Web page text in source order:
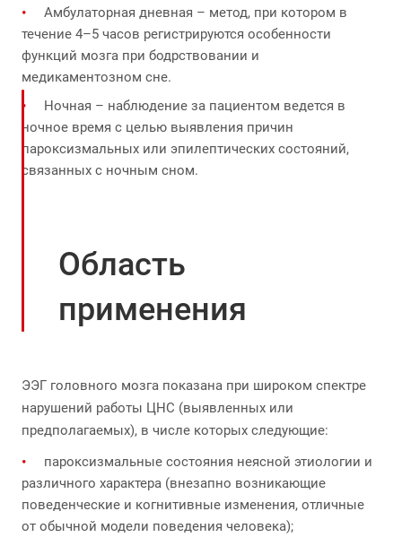
Амбулаторная дневная – метод, при котором в
течение 4–5 часов регистрируются особенности
функций мозга при бодрствовании и
медикаментозном сне.
Ночная – наблюдение за пациентом ведется в
ночное время с целью выявления причин
пароксизмальных или эпилептических состояний,
связанных с ночным сном.
Область
применения
ЭЭГ головного мозга показана при широком спектре
нарушений работы ЦНС (выявленных или
предполагаемых), в числе которых следующие:
пароксизмальные состояния неясной этиологии и
различного характера (внезапно возникающие
поведенческие и когнитивные изменения, отличные
от обычной модели поведения человека);